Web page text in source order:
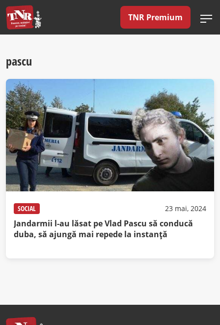
TNR Premium
pascu
SOCIAL 23 mai, 2024
Jandarmii l-au lăsat pe Vlad Pascu să conducă
duba, să ajungă mai repede la instanță